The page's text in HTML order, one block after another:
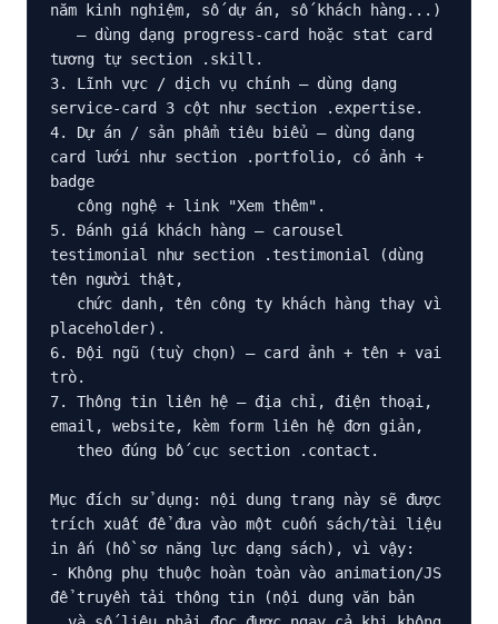
năm kinh nghiệm, số dự án, số khách hàng...)
tương tự section .skill.
3. Lĩnh vực / dịch vụ chính — dùng dạng
service-card 3 cột như section .expertise.
4. Dự án / sản phẩm tiêu biểu — dùng dạng
card lưới như section .portfolio, có ảnh +
badge
5. Đánh giá khách hàng — carousel
testimonial như section .testimonial (dùng
tên người thật,
placeholder).
6. Đội ngũ (tuỳ chọn) — card ảnh + tên + vai
trò.
7. Thông tin liên hệ — địa chỉ, điện thoại,
email, website, kèm form liên hệ đơn giản,
Mục đích sử dụng: nội dung trang này sẽ được
trích xuất để đưa vào một cuốn sách/tài liệu
in ấn (hồ sơ năng lực dạng sách), vì vậy:
- Không phụ thuộc hoàn toàn vào animation/JS
để truyền tải thông tin (nội dung văn bản